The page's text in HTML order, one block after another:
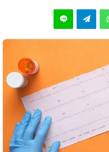
واتس آپ تلگرام لاین